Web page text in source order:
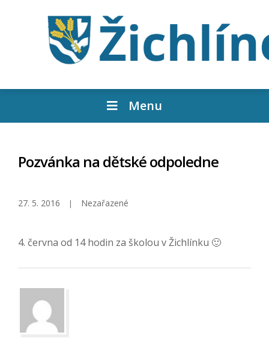
Menu
Pozvánka na dětské odpoledne
27. 5. 2016 Nezařazené
4. června od 14 hodin za školou v Žichlínku 🙂